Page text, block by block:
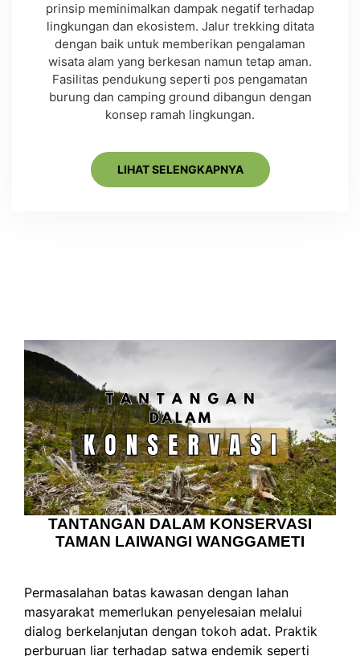
prinsip meminimalkan dampak negatif terhadap
lingkungan dan ekosistem. Jalur trekking ditata
dengan baik untuk memberikan pengalaman
wisata alam yang berkesan namun tetap aman.
Fasilitas pendukung seperti pos pengamatan
burung dan camping ground dibangun dengan
konsep ramah lingkungan.
LIHAT SELENGKAPNYA
TANTANGAN DALAM KONSERVASI
TAMAN LAIWANGI WANGGAMETI
Permasalahan batas kawasan dengan lahan
masyarakat memerlukan penyelesaian melalui
dialog berkelanjutan dengan tokoh adat. Praktik
perburuan liar terhadap satwa endemik seperti